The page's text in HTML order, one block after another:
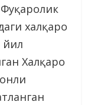
халқаро
йил
Халқаро